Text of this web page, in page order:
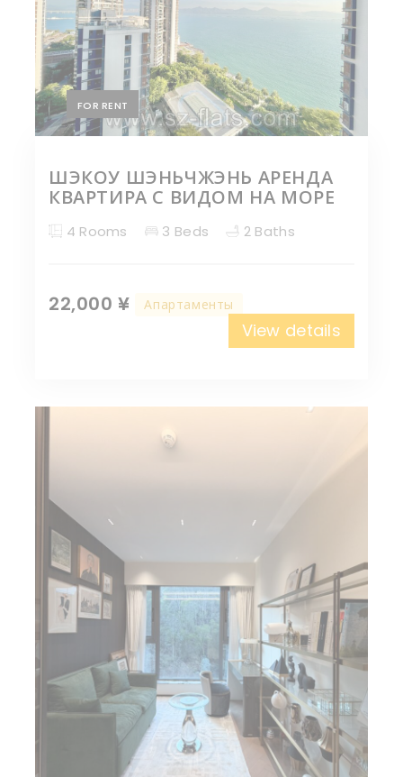
FOR RENT
ШЭКОУ ШЭНЬЧЖЭНЬ АРЕНДА
КВАРТИРА С ВИДОМ НА МОРЕ
4 Rooms 3 Beds 2 Baths
22,000 ¥ Апартаменты
View details